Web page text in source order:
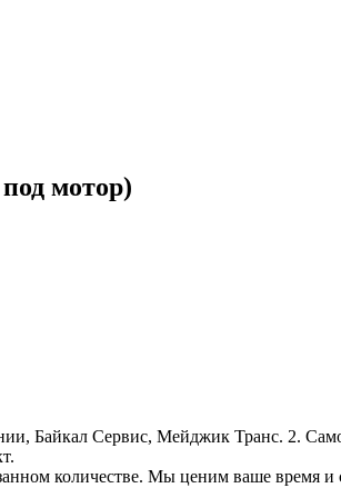
мотор)
Сервис, Мейджик Транс. 2.
количестве. Мы ценим ваше время